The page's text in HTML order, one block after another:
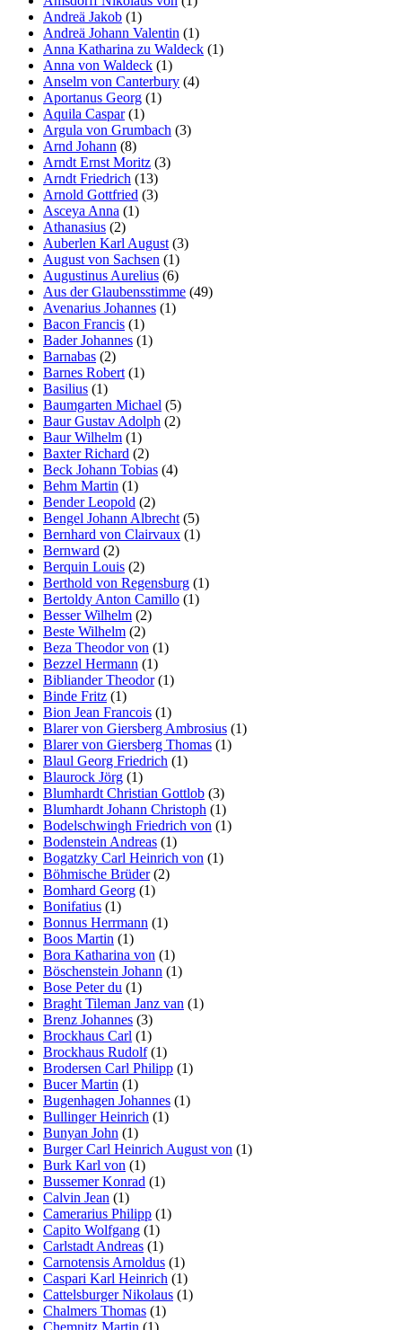
Andreä Jakob (1)
Andreä Johann Valentin (1)
Anna Katharina zu Waldeck (1)
Anna von Waldeck (1)
Anselm von Canterbury (4)
Aportanus Georg (1)
Aquila Caspar(1)
Argula von Grumbach (3)
Arnd Johann (8)
Arndt Ernst Moritz (3)
Arndt Friedrich (13)
Arnold Gottfried (3)
Asceya Anna (1)
Athanasius (2)
Auberlen Karl August (3)
August von Sachsen (1)
Augustinus Aurelius (6)
Aus der Glaubensstimme (49)
Avenarius Johannes (1)
Bacon Francis (1)
Bader Johannes (1)
Barnabas (2)
Barnes Robert (1)
Basilius (1)
Baumgarten Michael (5)
Baur Gustav Adolph (2)
Baur Wilhelm (1)
Baxter Richard (2)
Beck Johann Tobias (4)
Behm Martin (1)
Bender Leopold (2)
Bengel Johann Albrecht (5)
Bernhard von Clairvaux (1)
Bernward (2)
Berquin Louis (2)
Berthold von Regensburg (1)
Bertoldy Anton Camillo (1)
Besser Wilhelm (2)
Beste Wilhelm (2)
Beza Theodor von (1)
Bezzel Hermann (1)
Bibliander Theodor(1)
Binde Fritz (1)
Bion Jean Francois (1)
Blarer von Giersberg Ambrosius (1)
Blarer von Giersberg Thomas (1)
Blaul Georg Friedrich (1)
Blaurock Jörg (1)
Blumhardt Christian Gottlob (3)
Blumhardt Johann Christoph (1)
Bodelschwingh Friedrich von (1)
Bodenstein Andreas (1)
Bogatzky Carl Heinrich von (1)
Böhmische Brüder(2)
Bomhard Georg (1)
Bonifatius (1)
Bonnus Herrmann (1)
Boos Martin (1)
Bora Katharina von (1)
Böschenstein Johann (1)
Bose Peter du (1)
Braght Tileman Janz van (1)
Brenz Johannes (3)
Brockhaus Carl (1)
Brockhaus Rudolf(1)
Brodersen Carl Philipp (1)
Bucer Martin (1)
Bugenhagen Johannes (1)
Bullinger Heinrich (1)
Bunyan John (1)
Burger Carl Heinrich August von (1)
Burk Karl von (1)
Bussemer Konrad (1)
Calvin Jean (1)
Camerarius Philipp (1)
Capito Wolfgang (1)
Carlstadt Andreas (1)
Carnotensis Arnoldus (1)
Caspari Karl Heinrich (1)
Cattelsburger Nikolaus (1)
Chalmers Thomas (1)
Chemnitz Martin (1)